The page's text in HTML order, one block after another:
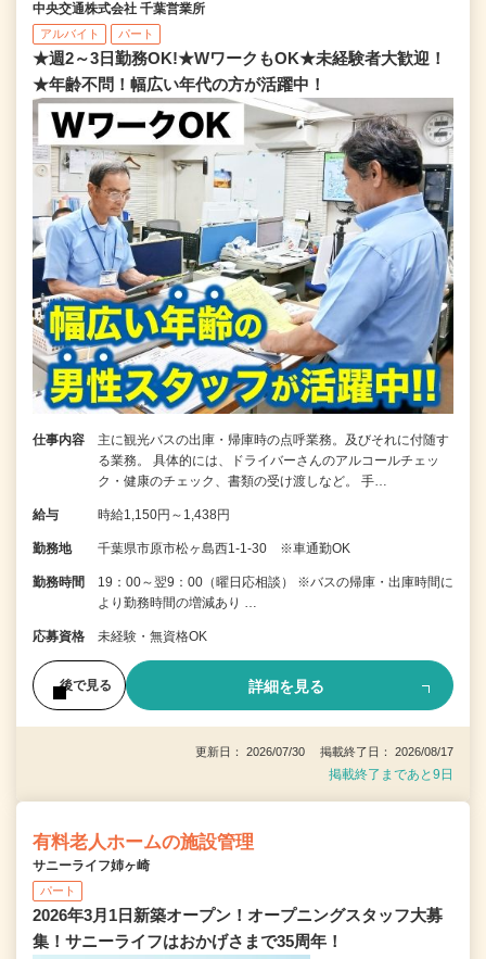
中央交通株式会社 千葉営業所
アルバイト パート
★週2～3日勤務OK!★WワークもOK★未経験者大歓迎！
★年齢不問！幅広い年代の方が活躍中！
仕事内容
主に観光バスの出庫・帰庫時の点呼業務。及びそれに付随す
る業務。 具体的には、ドライバーさんのアルコールチェッ
ク・健康のチェック、書類の受け渡しなど。 手…
給与 時給1,150円～1,438円
勤務地 千葉県市原市松ヶ島西1-1-30 ※車通勤OK
勤務時間
19：00～翌9：00（曜日応相談） ※バスの帰庫・出庫時間に
より勤務時間の増減あり …
応募資格 未経験・無資格OK
後で見る 詳細を見る
更新日： 2026/07/30 掲載終了日： 2026/08/17
掲載終了まであと9日
有料老人ホームの施設管理
サニーライフ姉ヶ崎
パート
2026年3月1日新築オープン！オープニングスタッフ大募
集！サニーライフはおかげさまで35周年！